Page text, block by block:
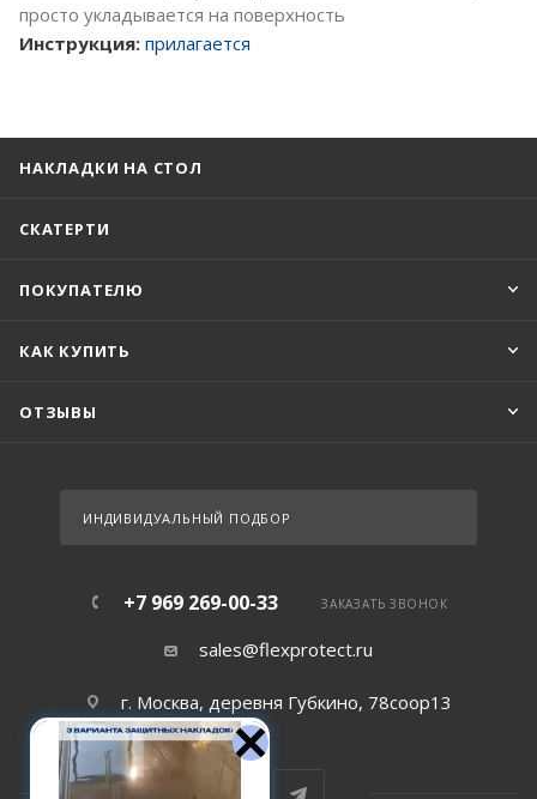
просто укладывается на поверхность
Инструкция: прилагается
НАКЛАДКИ НА СТОЛ
СКАТЕРТИ
ПОКУПАТЕЛЮ
КАК КУПИТЬ
ОТЗЫВЫ
ИНДИВИДУАЛЬНЫЙ ПОДБОР
+7 969 269-00-33 ЗАКАЗАТЬ ЗВОНОК
sales@flexprotect.ru
г. Москва, деревня Губкино, 78соор13